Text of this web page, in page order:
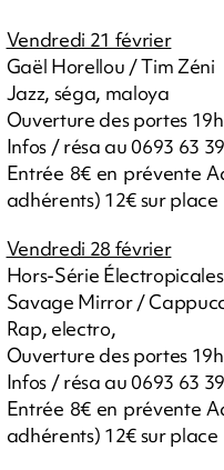
Vendredi 21 février
Gaël Horellou / Tim Zéni
Jazz, séga, maloya
Ouverture des portes 19h
Infos / résa au 0693 63
Entrée 8€ en prévente
adhérents) 12€ sur place
Vendredi 28 février
Hors-Série Électropicales
Savage Mirror /
Rap, electro,
Ouverture des portes 19h
Infos / résa au 0693 63
Entrée 8€ en prévente
adhérents) 12€ sur place